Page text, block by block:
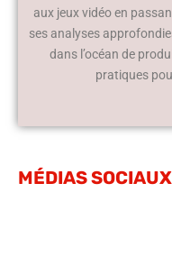
aux jeux vidéo en
ses analyses
dans l’océan de
pratiques
MÉDIAS SOCIAUX